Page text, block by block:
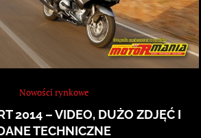
Nowości rynkowe
2014 – VIDEO, DUŻO ZDJĘĆ I
TECHNICZNE